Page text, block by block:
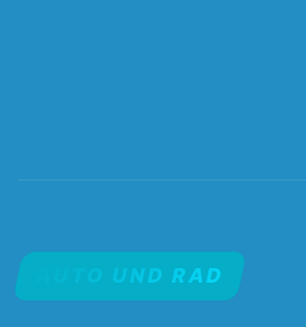
AUTO UND RAD